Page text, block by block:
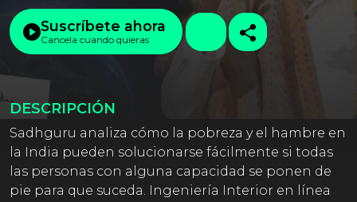
Suscríbete ahora
Cancela cuando quieras
DESCRIPCIÓN
Sadhguru analiza cómo la pobreza y el hambre en
la India pueden solucionarse fácilmente si todas
las personas con alguna capacidad se ponen de
pie para que suceda. Ingeniería Interior en línea